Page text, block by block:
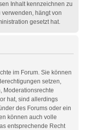
Inhalt kennzeichnen zu
hängt von
gesetzt hat.
im Forum. Sie können
setzen,
Moderationsrechte
hat, sind allerdings
des Forums oder ein
können auch volle
entsprechende Recht